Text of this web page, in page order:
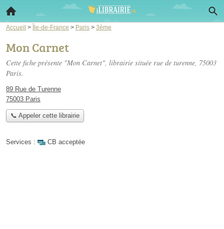
Accueil > Île-de-France > Paris > 3ème
Mon Carnet
Cette fiche présente "Mon Carnet", librairie située rue de turenne, 75003
Paris.
89 Rue de Turenne
75003 Paris
📞 Appeler cette librairie
Services : CB acceptée